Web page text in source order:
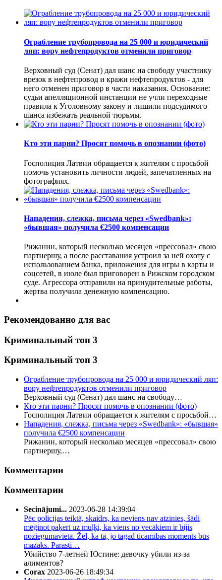
Ограбление трубопровода на 25 000 и юридический
ляп: вору нефтепродуктов отменили приговор
Верховный суд (Сенат) дал шанс на свободу участнику
врезок в нефтепровод и кражи нефтепродуктов - для
него отменен приговор в части наказания. Основание:
судьи апелляционной инстанции не учли переходные
правила к Уголовному закону и лишили подсудимого
шанса избежать реальной тюрьмы.
Кто эти парни? Просят помочь в опознании (фото)
Госполиция Латвии обращается к жителям с просьбой
помочь установить личности людей, запечатленных на
фотографиях.
Нападения, слежка, письма через «Swedbank»:
«бывшая» получила €2500 компенсации
Рижанин, который несколько месяцев «прессовал» свою
партнершу, а после расставания устроил за ней охоту с
использованием банка, приложения для игры в карты и
соцсетей, в июле был приговорен в Рижском городском
суде. Агрессора отправили на принудительные работы,
жертва получила денежную компенсацию.
Рекомендованно для вас
Криминальный топ 3
Криминальный топ 3
Ограбление трубопровода на 25 000 и юридический ляп:
вору нефтепродуктов отменили приговор
Верховный суд (Сенат) дал шанс на свободу…
Кто эти парни? Просят помочь в опознании (фото)
Госполиция Латвии обращается к жителям с просьбой…
Нападения, слежка, письма через «Swedbank»: «бывшая»
получила €2500 компенсации
Рижанин, который несколько месяцев «прессовал» свою
партнершу,…
Комментарии
Комментарии
Secinājumi... 2023-06-28 14:39:04
Pēc policijas teiktā, skaidrs, ka neviens nav atzinies, šādi
mēģinot paķert uz muļķi, ka viens no vecākiem ir bijis
noziegumavietā. Žēl, ka tā, jo tagad ticamības moments būs
mazāks. Parasti…
Убийство 7-летней Юстине: девочку убили из-за
алиментов?
Corax 2023-06-26 18:49:34